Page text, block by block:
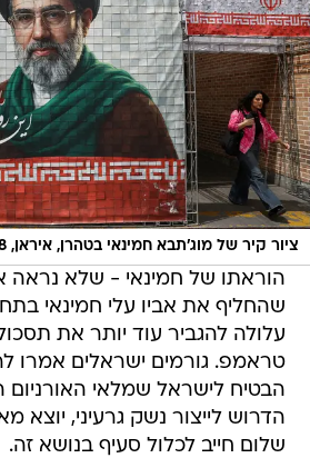
ציור קיר של מוג'תבא חמינאי בטהרן, איראן, 8 במאי 2026
הוראתו של חמינאי - שלא נראה
שהחליף את אביו עלי חמינאי
עלולה להגביר עוד יותר את
טראמפ. גורמים ישראלים אמרו
הבטיח לישראל שמלאי
הדרוש לייצור נשק גרעיני, יוצא
שלום חייב לכלול סעיף בנושא זה.